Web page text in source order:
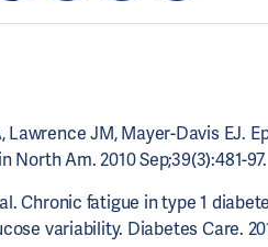
Lawrence JM, Mayer-Davis EJ.
North Am. 2010 Sep;39(3):481-97.
Chronic fatigue in type 1
variability. Diabetes Care.